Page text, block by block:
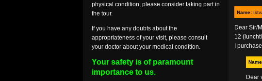
Name:
Dear Sir/
12
I
Dear
physical condition, please consider taking part in
the tour.
If you have any doubts about the
appropriateness of your visit, please consult
your doctor about your medical condition.
Your safety is of paramount
importance to us.